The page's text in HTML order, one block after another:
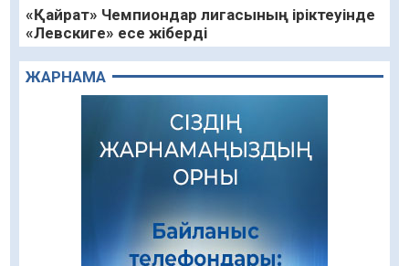
«Қайрат» Чемпиондар лигасының іріктеуінде
«Левскиге» есе жіберді
05.08.2026 74 0
«Ұлттық нақыш – заманауи панно» атты
шеберлік сағаты өтті
05.08.2026
Цифрландыру саласын дамыту аясында
салынатын жаңа орталықтың жобасы
ЖАРНАМА